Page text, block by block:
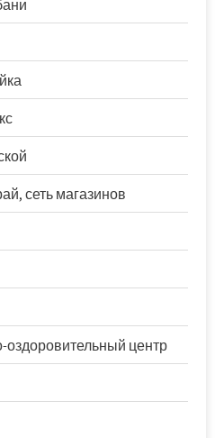
сеть магазинов
оздоровительный центр